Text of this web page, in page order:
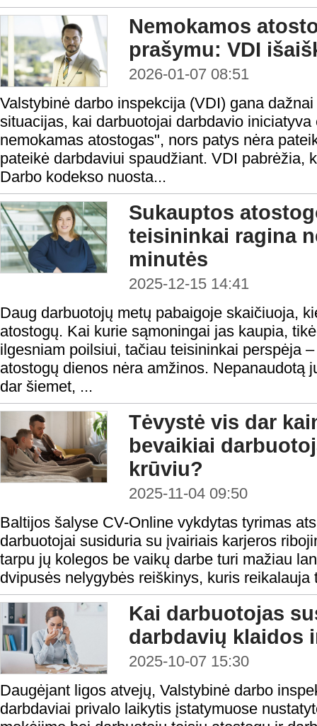
Nemokamos
prašymu: VDI
2026-01-07 08:51
Valstybinė darbo inspekcija (VDI) gana
situacijas, kai darbuotojai darbdavio iniciatyva
nemokamas atostogas", nors patys nėra
pateikė darbdaviui spaudžiant. VDI pabrėžia,
Darbo kodekso nuosta...
Sukauptos
teisininkai ragina
minutės
2025-12-15 14:41
Daug darbuotojų metų pabaigoje skaičiuoja,
atostogų. Kai kurie sąmoningai jas kaupia,
ilgesniam poilsiui, tačiau teisininkai perspėja
atostogų dienos nėra amžinos. Nepanaudotą
dar šiemet, ...
Tėvystė vis dar
bevaikiai
krūviu?
2025-11-04 09:50
Baltijos šalyse CV-Online vykdytas tyrimas
darbuotojai susiduria su įvairiais karjeros
tarpu jų kolegos be vaikų darbe turi mažiau
dvipusės nelygybės reiškinys, kuris
Kai darbuotojas
darbdavių klaidos
2025-10-07 15:30
Daugėjant ligos atvejų, Valstybinė darbo
darbdaviai privalo laikytis įstatymuose